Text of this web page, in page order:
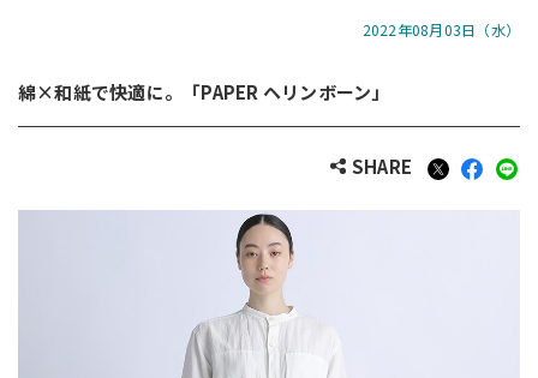
2022年08月03日（水）
綿×和紙で快適に。「PAPER ヘリンボーン」
SHARE